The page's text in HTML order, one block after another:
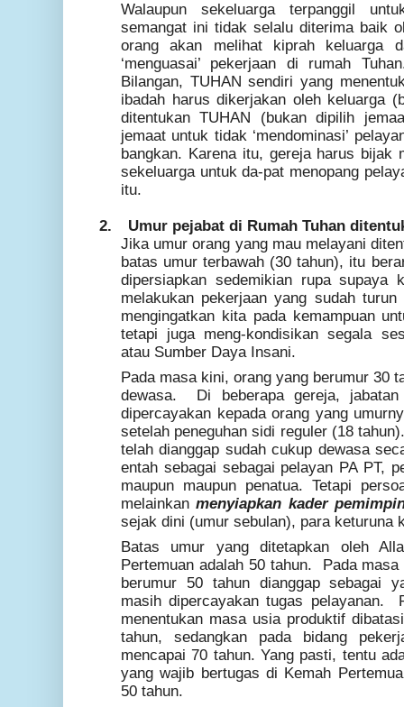
Walaupun sekeluarga terpanggil
semangat ini tidak selalu diterima baik
orang akan melihat kiprah keluarga
‘menguasai’ pekerjaan di rumah
Bilangan, TUHAN sendiri yang
ibadah harus dikerjakan oleh keluarga
ditentukan TUHAN (bukan dipilih
jemaat untuk tidak ‘mendominasi’
bangkan. Karena itu, gereja harus bijak
sekeluarga untuk da-pat menopang
itu.
2.
Umur pejabat di Rumah Tuhan
Jika umur orang yang mau melayani
batas umur terbawah (30 tahun), itu
dipersiapkan sedemikian rupa
melakukan pekerjaan yang sudah turun
mengingatkan kita pada kemampuan
tetapi juga meng-kondisikan segala
atau Sumber Daya Insani.
Pada masa kini, orang yang berumur 30
dewasa. Di beberapa gereja,
dipercayakan kepada orang yang
setelah peneguhan sidi reguler (18
telah dianggap sudah cukup dewasa
entah sebagai sebagai pelayan PA PT,
maupun maupun penatua. Tetapi
melainkanmenyiapkan kader
sejak dini (umur sebulan), para keturuna
Batas umur yang ditetapkan oleh
Pertemuan adalah 50 tahun. Pada
berumur 50 tahun dianggap sebagai
masih dipercayakan tugas pelayanan.
menentukan masa usia produktif
tahun, sedangkan pada bidang
mencapai 70 tahun. Yang pasti, tentu
yang wajib bertugas di Kemah
50 tahun.